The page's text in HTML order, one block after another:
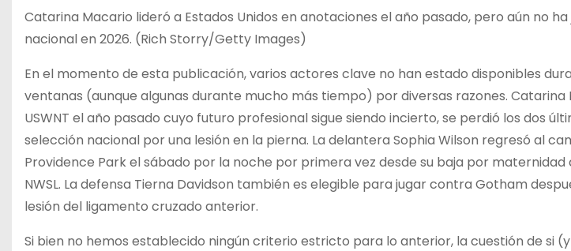
Catarina Macario lideró a Estados Unidos en anotaciones el año pasado, pero aún no
nacional en 2026. (Rich Storry/Getty Images)
En el momento de esta publicación, varios actores clave no han estado disponibles
ventanas (aunque algunas durante mucho más tiempo) por diversas razones.
USWNT el año pasado cuyo futuro profesional sigue siendo incierto, se perdió los dos
selección nacional por una lesión en la pierna. La delantera Sophia Wilson regresó al
Providence Park el sábado por la noche por primera vez desde su baja por
NWSL. La defensa Tierna Davidson también es elegible para jugar contra Gotham
lesión del ligamento cruzado anterior.
Si bien no hemos establecido ningún criterio estricto para lo anterior, la cuestión de si